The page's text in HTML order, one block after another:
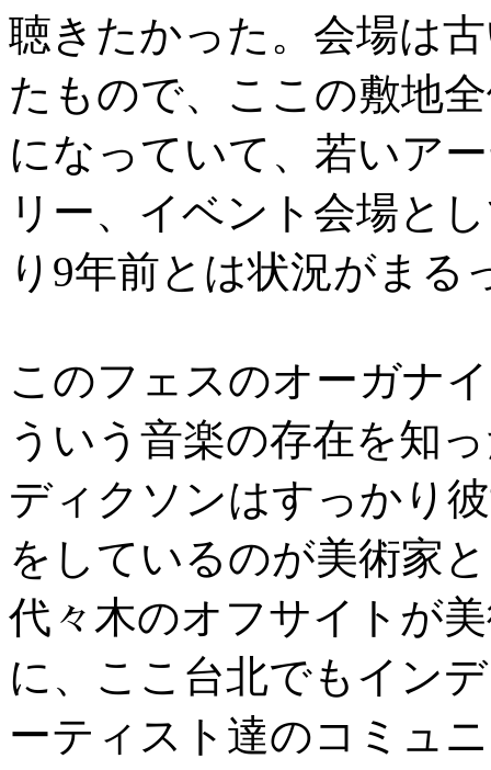
聴きたかった。会場は
たもので、ここの敷地
になっていて、若いア
リー、イベント会場と
り9年前とは状況がまる
このフェスのオーガナ
ういう音楽の存在を知
ディクソンはすっかり
をしているのが美術家
代々木のオフサイトが
に、ここ台北でもイン
ーティスト達のコミュ